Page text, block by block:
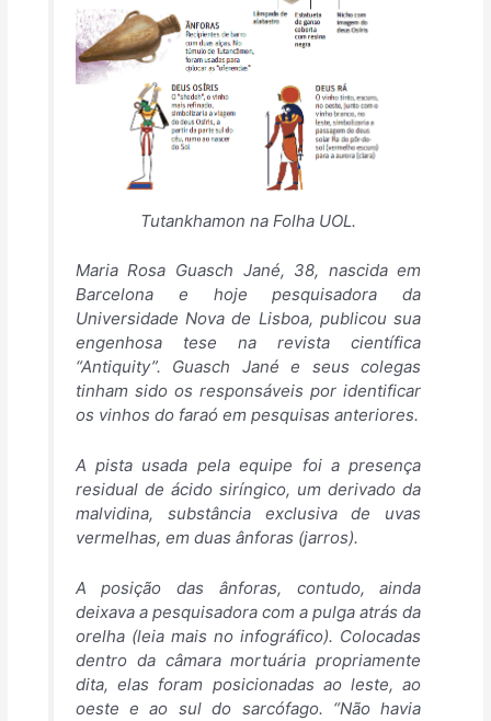
Tutankhamon na Folha UOL.
Maria Rosa Guasch Jané, 38, nascida em
Barcelona e hoje pesquisadora da
Universidade Nova de Lisboa, publicou sua
engenhosa tese na revista científica
“Antiquity”. Guasch Jané e seus colegas
tinham sido os responsáveis por identificar
os vinhos do faraó em pesquisas anteriores.
A pista usada pela equipe foi a presença
residual de ácido siríngico, um derivado da
malvidina, substância exclusiva de uvas
vermelhas, em duas ânforas (jarros).
A posição das ânforas, contudo, ainda
deixava a pesquisadora com a pulga atrás da
orelha (leia mais no infográfico). Colocadas
dentro da câmara mortuária propriamente
dita, elas foram posicionadas ao leste, ao
oeste e ao sul do sarcófago. “Não havia